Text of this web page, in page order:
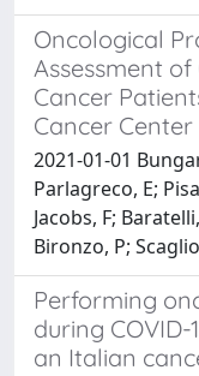
Oncological
Assessment of
Cancer
Cancer Center
2021-01-01
Parlagreco, E;
Jacobs, F;
Bironzo, P;
Performing
during
an Italian